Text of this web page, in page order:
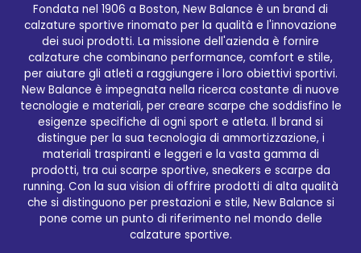
Fondata nel 1906 a Boston, New Balance è un brand di
calzature sportive rinomato per la qualità e l'innovazione
dei suoi prodotti. La missione dell'azienda è fornire
calzature che combinano performance, comfort e stile,
per aiutare gli atleti a raggiungere i loro obiettivi sportivi.
New Balance è impegnata nella ricerca costante di nuove
tecnologie e materiali, per creare scarpe che soddisfino le
esigenze specifiche di ogni sport e atleta. Il brand si
distingue per la sua tecnologia di ammortizzazione, i
materiali traspiranti e leggeri e la vasta gamma di
prodotti, tra cui scarpe sportive, sneakers e scarpe da
running. Con la sua vision di offrire prodotti di alta qualità
che si distinguono per prestazioni e stile, New Balance si
pone come un punto di riferimento nel mondo delle
calzature sportive.
Qualità garantita Civico36
Sul sito Civico36.store è possibile acquistare i
migliori prodotti selezionati del brand NEW BALANCE,
grazie alla vasta gamma di articoli disponibili. Dal
comfort della vostra casa, potete navigare tra le
diverse categorie di prodotti, che includono scarpe
sportive, sneakers e scarpe da running, e scegliere il
modello che meglio risponde alle vostre esigenze. Il
processo di acquisto è semplice e intuitivo,
progettato per offrire un'esperienza d'acquisto